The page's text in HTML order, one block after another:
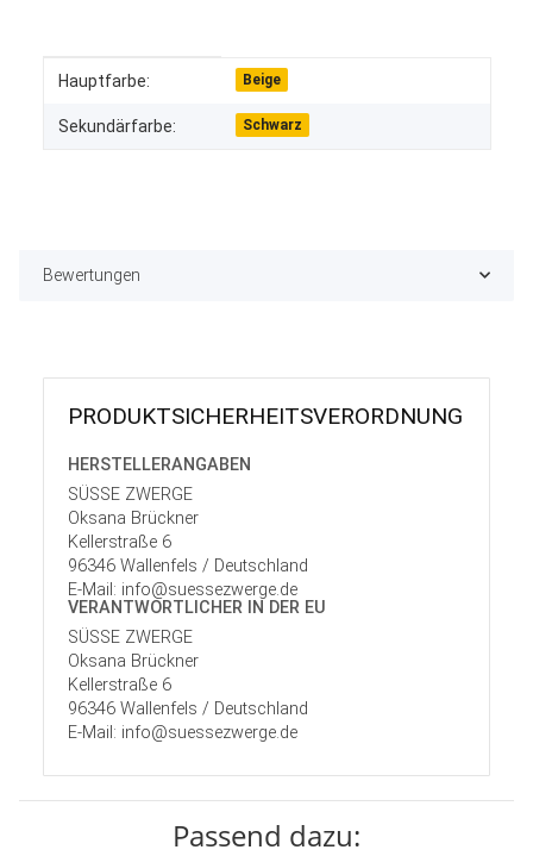
Produkteigenschaft
Wert
Hauptfarbe: Beige
Sekundärfarbe: Schwarz
Bewertungen
PRODUKT­SICHER­HEITS­VER­ORD­NUNG
HERSTELLER­ANGABEN
SÜSSE ZWERGE
Oksana Brückner
Kellerstraße 6
96346 Wallenfels / Deutschland
E-Mail: info@suessezwerge.de
VERANTWORT­LICHER IN DER EU
SÜSSE ZWERGE
Oksana Brückner
Kellerstraße 6
96346 Wallenfels / Deutschland
E-Mail: info@suessezwerge.de
Passend dazu: